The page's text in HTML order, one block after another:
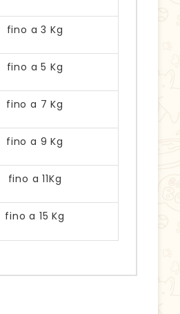
fino a 3 Kg
fino a 5 Kg
fino a 7 Kg
fino a 9 Kg
fino a 11Kg
fino a 15 Kg